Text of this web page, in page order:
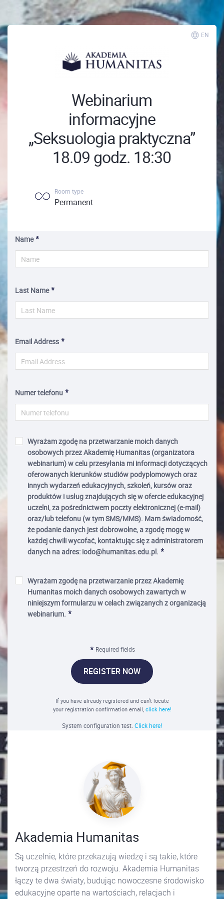
EN
Webinarium
informacyjne
„Seksuologia praktyczna”
18.09 godz. 18:30
Room type
Permanent
Name
Last Name
Email Address
Numer telefonu
Wyrażam zgodę na przetwarzanie moich danych
osobowych przez Akademię Humanitas (organizatora
webinarium) w celu przesyłania mi informacji dotyczących
oferowanych kierunków studiów podyplomowych oraz
innych wydarzeń edukacyjnych, szkoleń, kursów oraz
produktów i usług znajdujących się w ofercie edukacyjnej
uczelni, za pośrednictwem poczty elektronicznej (e-mail)
oraz/lub telefonu (w tym SMS/MMS). Mam świadomość,
że podanie danych jest dobrowolne, a zgodę mogę w
każdej chwili wycofać, kontaktując się z administratorem
danych na adres: iodo@humanitas.edu.pl.
Wyrażam zgodę na przetwarzanie przez Akademię
Humanitas moich danych osobowych zawartych w
niniejszym formularzu w celach związanych z organizacją
webinarium.
Required fields
REGISTER NOW
If you have already registered and can't locate
your registration confirmation email, click here!
System configuration test. Click here!
Akademia Humanitas
Są uczelnie, które przekazują wiedzę i są takie, które
tworzą przestrzeń do rozwoju. Akademia Humanitas
łączy te dwa światy, budując nowoczesne środowisko
edukacyjne oparte na wartościach, relacjach i